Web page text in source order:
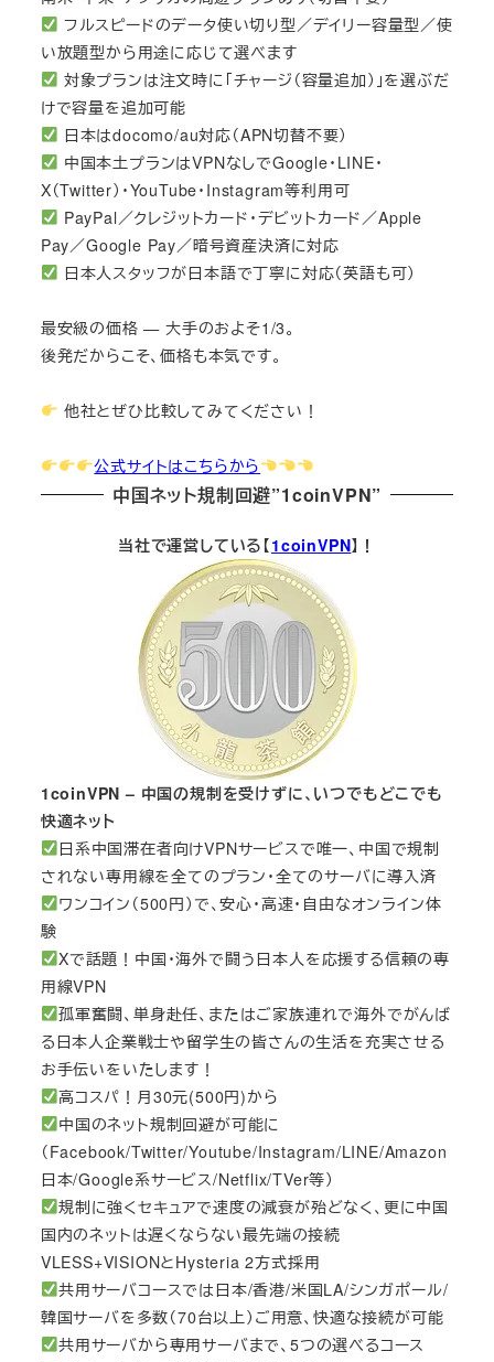
フルスピードのデータ使い切り型／デイリー容量型／使
い放題型から用途に応じて選べます
対象プランは注文時に「チャージ（容量追加）」を選ぶだ
けで容量を追加可能
日本はdocomo/au対応（APN切替不要）
中国本土プランはVPNなしでGoogle・LINE・
X（Twitter）・YouTube・Instagram等利用可
PayPal／クレジットカード・デビットカード／Apple
Pay／Google Pay／暗号資産決済に対応
日本人スタッフが日本語で丁寧に対応（英語も可）
最安級の価格 — 大手のおよそ1/3。
後発だからこそ、価格も本気です。
他社とぜひ比較してみてください！
公式サイトはこちらから
中国ネット規制回避”1coinVPN”
当社で運営している【1coinVPN】！
1coinVPN – 中国の規制を受けずに、いつでもどこでも
快適ネット
日系中国滞在者向けVPNサービスで唯一、中国で規制
されない専用線を全てのプラン・全てのサーバに導入済
ワンコイン（500円）で、安心・高速・自由なオンライン体
験
Xで話題！中国・海外で闘う日本人を応援する信頼の専
用線VPN
孤軍奮闘、単身赴任、またはご家族連れで海外でがんば
る日本人企業戦士や留学生の皆さんの生活を充実させる
お手伝いをいたします！
高コスパ！月30元(500円)から
中国のネット規制回避が可能に
（Facebook/Twitter/Youtube/Instagram/LINE/Amazon
日本/Google系サービス/Netflix/TVer等）
規制に強くセキュアで速度の減衰が殆どなく、更に中国
国内のネットは遅くならない最先端の接続
VLESS+VISIONとHysteria 2方式採用
共用サーバコースでは日本/香港/米国LA/シンガポール/
韓国サーバを多数（70台以上）ご用意、快適な接続が可能
共用サーバから専用サーバまで、5つの選べるコース